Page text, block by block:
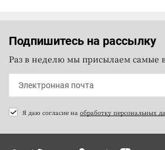
Подпишитесь на рассылку
Раз в неделю мы присылаем самые
Я даю согласие на обработку персональных